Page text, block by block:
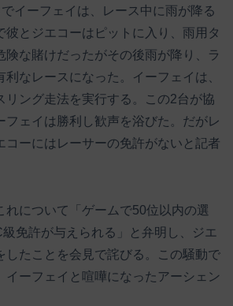
イーフェイは、レース中に雨が降る
彼とジエコーはピットに入り、雨用タ
険な賭けだったがその後雨が降り、ラ
利なレースになった。イーフェイは、
リング走法を実行する。この2台が協
フェイは勝利し歓声を浴びた。だがレ
コーにはレーサーの免許がないと記者
れについて「ゲームで50位以内の選
免許が与えられる」と弁明し、ジエ
したことを会見で詫びる。この騒動で
イーフェイと喧嘩になったアーシェン